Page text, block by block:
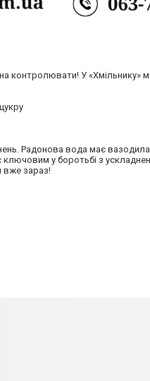
У «Хмільнику» ми
Радонова вода має
ключовим у боротьбі з
вже зараз!